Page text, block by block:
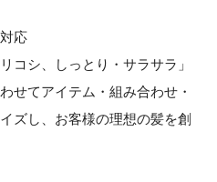
応
コシ、しっとり・サラサラ」
せてアイテム・組み合わせ・
ズし、お客様の理想の髪を創